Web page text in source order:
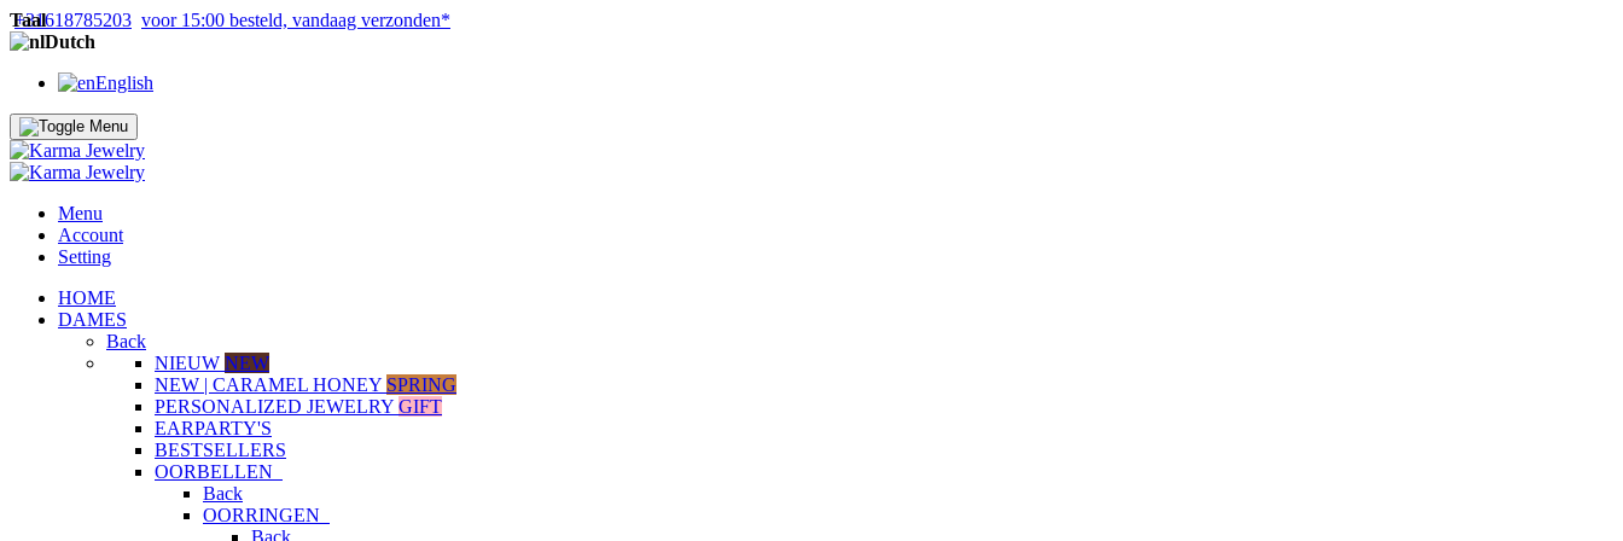
+31618785203 voor 15:00 besteld, vandaag verzonden*
Taal
Dutch
English
Menu
Account
Setting
HOME
DAMES
Back
NIEUW NEW
NEW | CARAMEL HONEY SPRING
PERSONALIZED JEWELRY GIFT
EARPARTY'S
BESTSELLERS
OORBELLEN
Back
OORRINGEN
Back